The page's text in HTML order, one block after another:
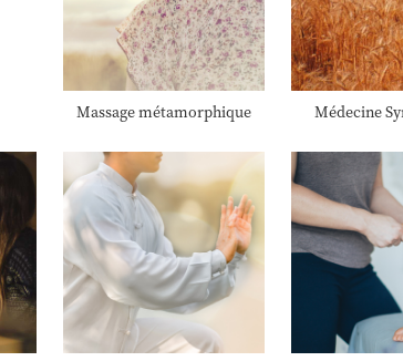
Massage métamorphique Médecine